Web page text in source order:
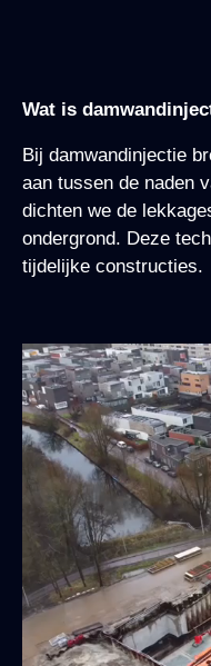
Wat is
Bij damwandinjectie
aan tussen de naden
dichten we de
ondergrond. Deze
tijdelijke constructies.
Videospeler